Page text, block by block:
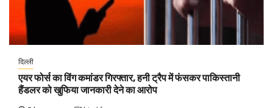
दिल्ली
एयर फोर्स का विंग कमांडर गिरफ्तार, हनी ट्रैप में फंसकर पाकिस्तानी
हैंडलर को खुफिया जानकारी देने का आरोप